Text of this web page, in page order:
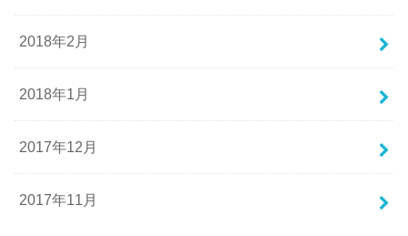
2018年2月
2018年1月
2017年12月
2017年11月